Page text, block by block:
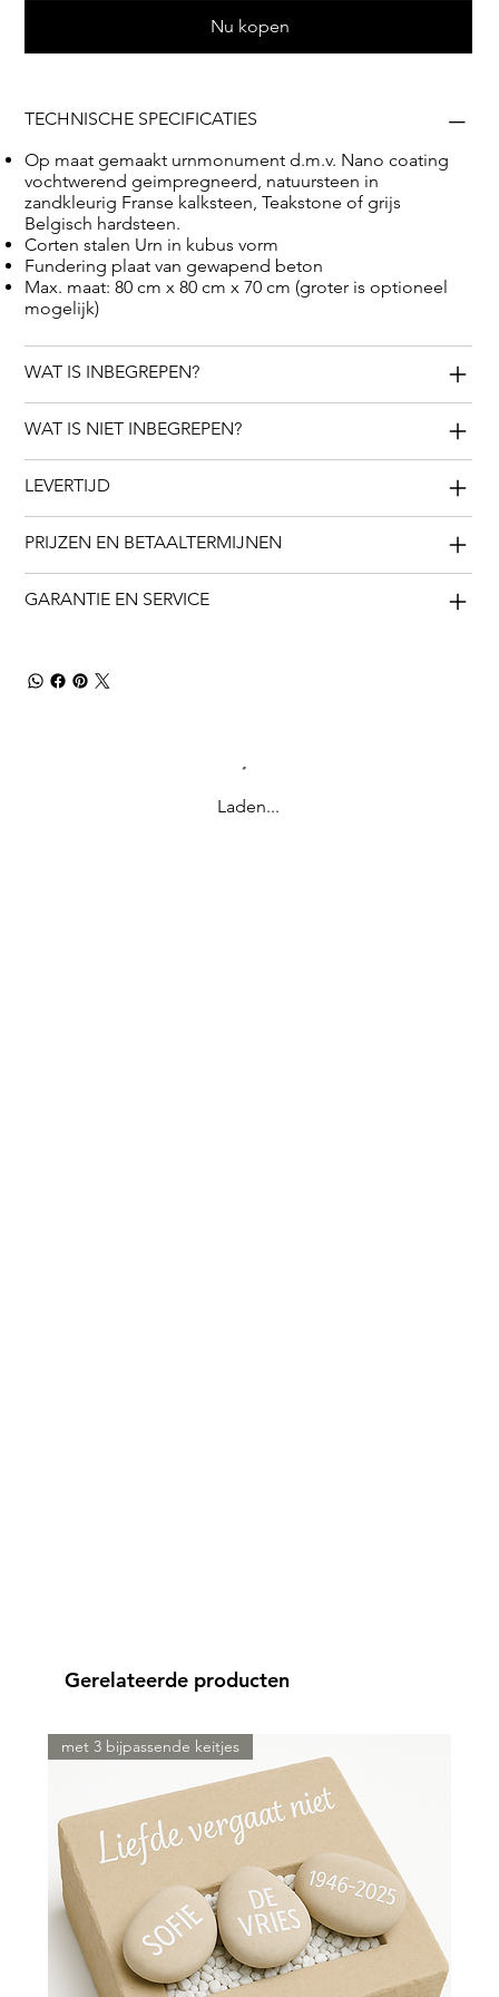
Nu kopen
TECHNISCHE SPECIFICATIES
Op maat gemaakt urnmonument d.m.v. Nano coating
vochtwerend geimpregneerd, natuursteen in
zandkleurig Franse kalksteen, Teakstone of grijs
Belgisch hardsteen.
Corten stalen Urn in kubus vorm
Fundering plaat van gewapend beton
Max. maat: 80 cm x 80 cm x 70 cm (groter is optioneel
mogelijk)
WAT IS INBEGREPEN?
WAT IS NIET INBEGREPEN?
LEVERTIJD
PRIJZEN EN BETAALTERMIJNEN
GARANTIE EN SERVICE
Laden...
Gerelateerde producten
met 3 bijpassende keitjes